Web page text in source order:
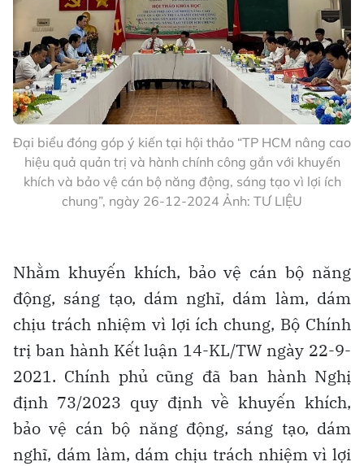
Đại biểu đóng góp ý kiến tại hội thảo “TP HCM nâng cao
hiệu quả quản trị và hành chính công gắn với khuyến
khích và bảo vệ cán bộ năng động, sáng tạo vì lợi ích
chung”, ngày 26-12-2024 Ảnh: TƯ LIỆU
Nhằm khuyến khích, bảo vệ cán bộ năng
động, sáng tạo, dám nghĩ, dám làm, dám
chịu trách nhiệm vì lợi ích chung, Bộ Chính
trị ban hành Kết luận 14-KL/TW ngày 22-9-
2021. Chính phủ cũng đã ban hành Nghị
định 73/2023 quy định về khuyến khích,
bảo vệ cán bộ năng động, sáng tạo, dám
nghĩ, dám làm, dám chịu trách nhiệm vì lợi